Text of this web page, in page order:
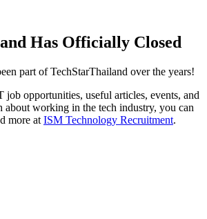
Has Officially Closed
part of TechStarThailand over the years!
opportunities, useful articles, events, and
about working in the tech industry, you can
more at ISM Technology Recruitment.